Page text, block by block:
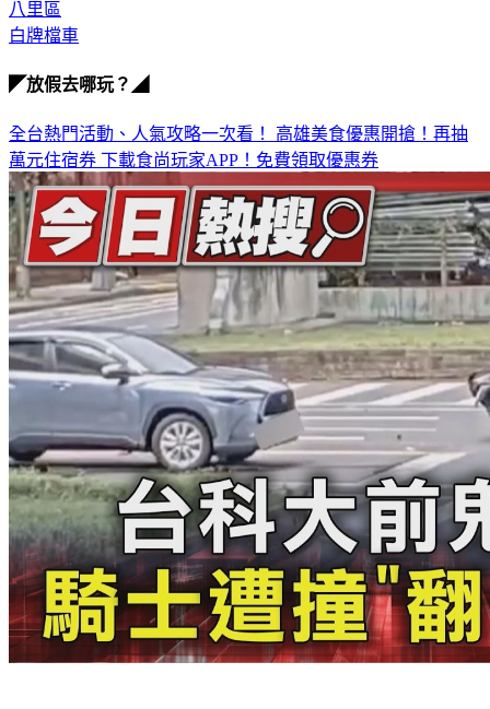
八里區
白牌檔車
◤放假去哪玩？◢
全台熱門活動、人氣攻略一次看！ 高雄美食優惠開搶！再抽
萬元住宿券 下載食尚玩家APP！免費領取優惠券